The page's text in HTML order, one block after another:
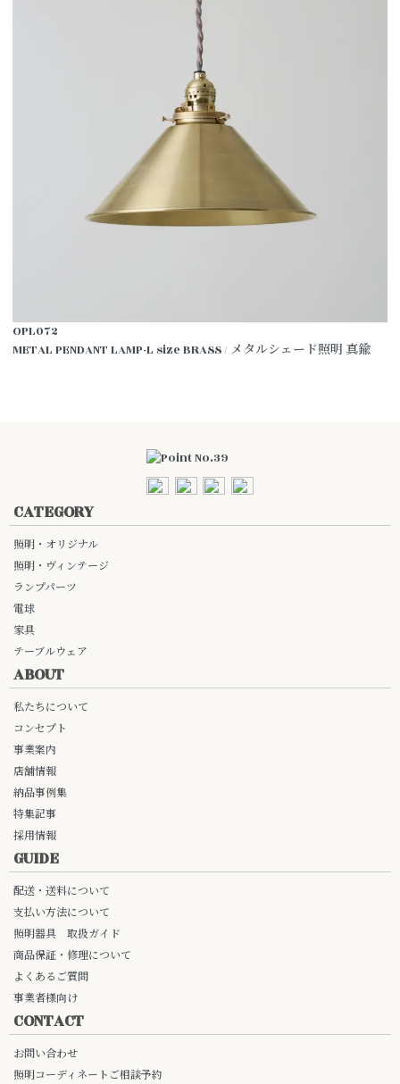
OPL072
METAL PENDANT LAMP-L size BRASS / メタルシェード照明 真鍮
CATEGORY
照明・オリジナル
照明・ヴィンテージ
ランプパーツ
電球
家具
テーブルウェア
ABOUT
私たちについて
コンセプト
事業案内
店舗情報
納品事例集
特集記事
採用情報
GUIDE
配送・送料について
支払い方法について
照明器具 取扱ガイド
商品保証・修理について
よくあるご質問
事業者様向け
CONTACT
お問い合わせ
照明コーディネートご相談予約